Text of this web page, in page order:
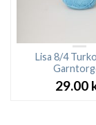
Lisa 8/4
29.00